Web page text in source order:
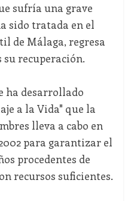
sufría una grave
sido tratada en el
de Málaga, regresa
su recuperación.
ha desarrollado
a la Vida" que la
lleva a cabo en
para garantizar el
procedentes de
recursos suficientes.